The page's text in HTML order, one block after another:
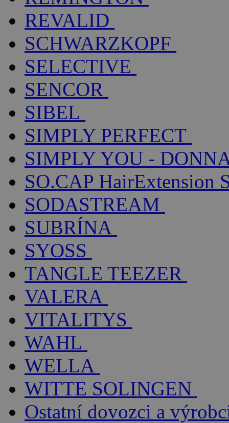
REVALID
SCHWARZKOPF
SELECTIVE
SENCOR
SIBEL
SIMPLY PERFECT
SIMPLY YOU -
SO.CAP HairExtension
SODASTREAM
SUBRÍNA
SYOSS
TANGLE TEEZER
VALERA
VITALITYS
WAHL
WELLA
WITTE SOLINGEN
Ostatní dovozci a